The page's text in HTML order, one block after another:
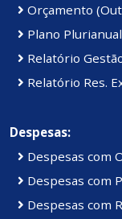
Orçamento
Plano
Relatório
Relatório Res.
Despesas:
Despesas com
Despesas com
Despesas com